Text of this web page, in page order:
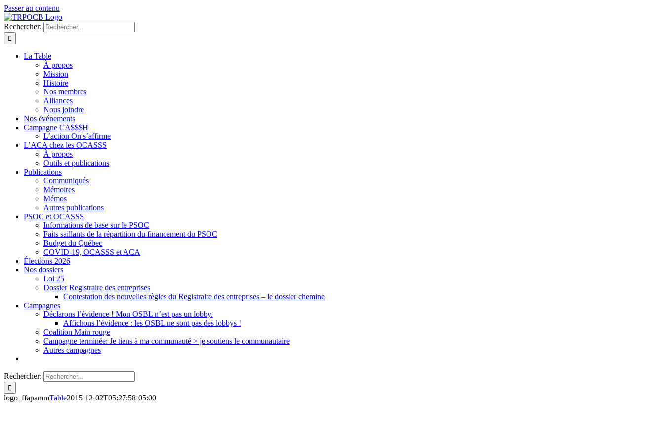
Passer au contenu
Rechercher:
La Table
À propos
Mission
Histoire
Nos membres
Alliances
Nous joindre
Nos événements
Campagne CA$$$H
L’action On s’affirme
L’ACA chez les OCASSS
À propos
Outils et publications
Publications
Communiqués
Mémoires
Mémos
Autres publications
PSOC et OCASSS
Informations de base sur le PSOC
Faits saillants de la répartition du financement du PSOC
Budget du Québec
COVID-19, OCASSS et ACA
Élections 2026
Nos dossiers
Loi 25
Dossier Registraire des entreprises
Contestation des nouvelles règles du Registraire des entreprises – le dossier chemine
Campagnes
Déclarons l’évidence ! Mon OSBL n’est pas un lobby.
Affichons l’évidence : les OSBL ne sont pas des lobbys !
Coalition Main rouge
Campagne terminée: Je tiens à ma communauté > je soutiens le communautaire
Autres campagnes
Rechercher:
logo_ffapammTable2015-12-02T05:27:58-05:00